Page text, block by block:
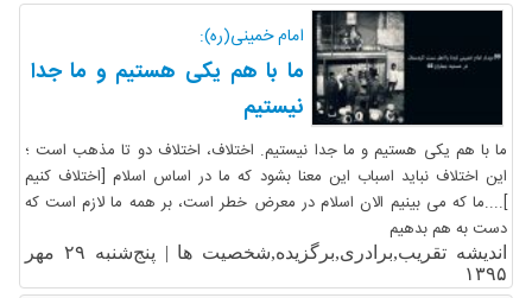
امام خمینی(ره):
ما با هم یکی هستیم و ما جدا
نیستیم
ما با هم یکی هستیم و ما جدا نیستیم. اختلاف، اختلاف دو تا مذهب است ؛
این اختلاف نباید اسباب این معنا بشود که ما در اساس اسلام [اختلاف کنیم
]....ما که می بینیم الان اسلام در معرض خطر است، بر همه ما لازم است که
دست به هم بدهیم
اندیشه تقریب,برادری,برگزیده,شخصیت ها |
پنج‌شنبه ۲۹ مهر
۱۳۹۵